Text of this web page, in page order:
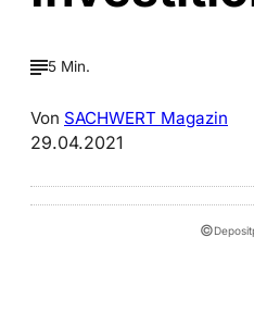
5 Min.
Von SACHWERT Magazin
29.04.2021
©